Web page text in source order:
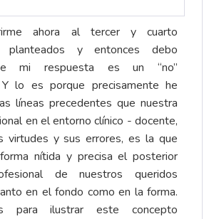
ahora al tercer y cuarto
planteados y entonces debo
mi respuesta es un “no”
Y lo es porque precisamente he
líneas precedentes que nuestra
en el entorno clínico - docente,
virtudes y sus errores, es la que
nítida y precisa el posterior
de nuestros queridos
en el fondo como en la forma.
para ilustrar este concepto